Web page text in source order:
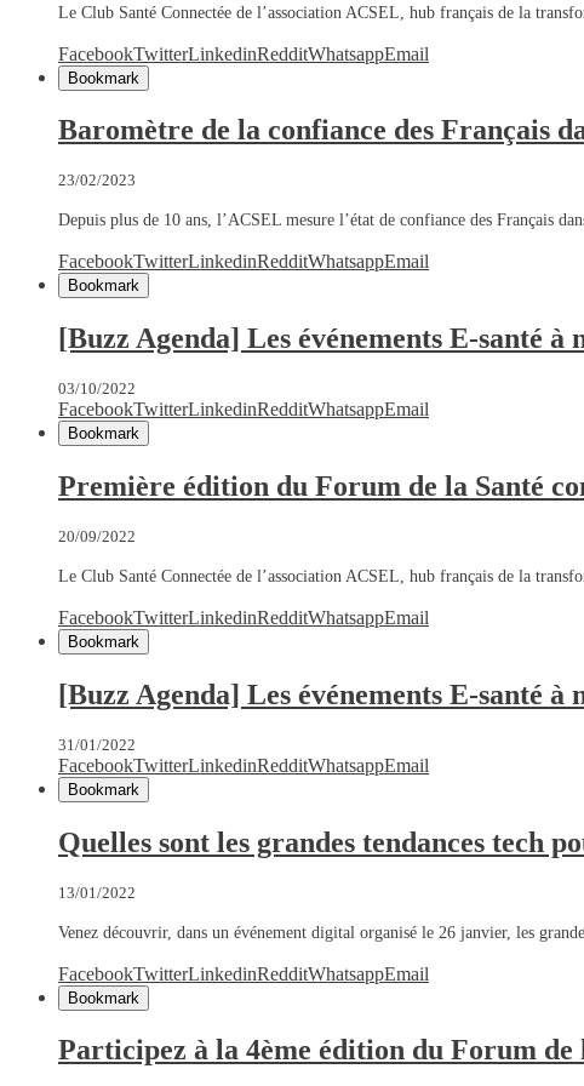
Le Club Santé Connectée de l’association ACSEL, hub français de la
FacebookTwitterLinkedinRedditWhatsappEmail
Bookmark
Baromètre de la confiance des Français
23/02/2023
Depuis plus de 10 ans, l’ACSEL mesure l’état de confiance des Français
FacebookTwitterLinkedinRedditWhatsappEmail
Bookmark
[Buzz Agenda] Les événements E-santé
03/10/2022
FacebookTwitterLinkedinRedditWhatsappEmail
Bookmark
Première édition du Forum de la Santé
20/09/2022
Le Club Santé Connectée de l’association ACSEL, hub français de la
FacebookTwitterLinkedinRedditWhatsappEmail
Bookmark
[Buzz Agenda] Les événements E-santé
31/01/2022
FacebookTwitterLinkedinRedditWhatsappEmail
Bookmark
Quelles sont les grandes tendances tech
13/01/2022
Venez découvrir, dans un événement digital organisé le 26 janvier, les
FacebookTwitterLinkedinRedditWhatsappEmail
Bookmark
Participez à la 4ème édition du Forum de